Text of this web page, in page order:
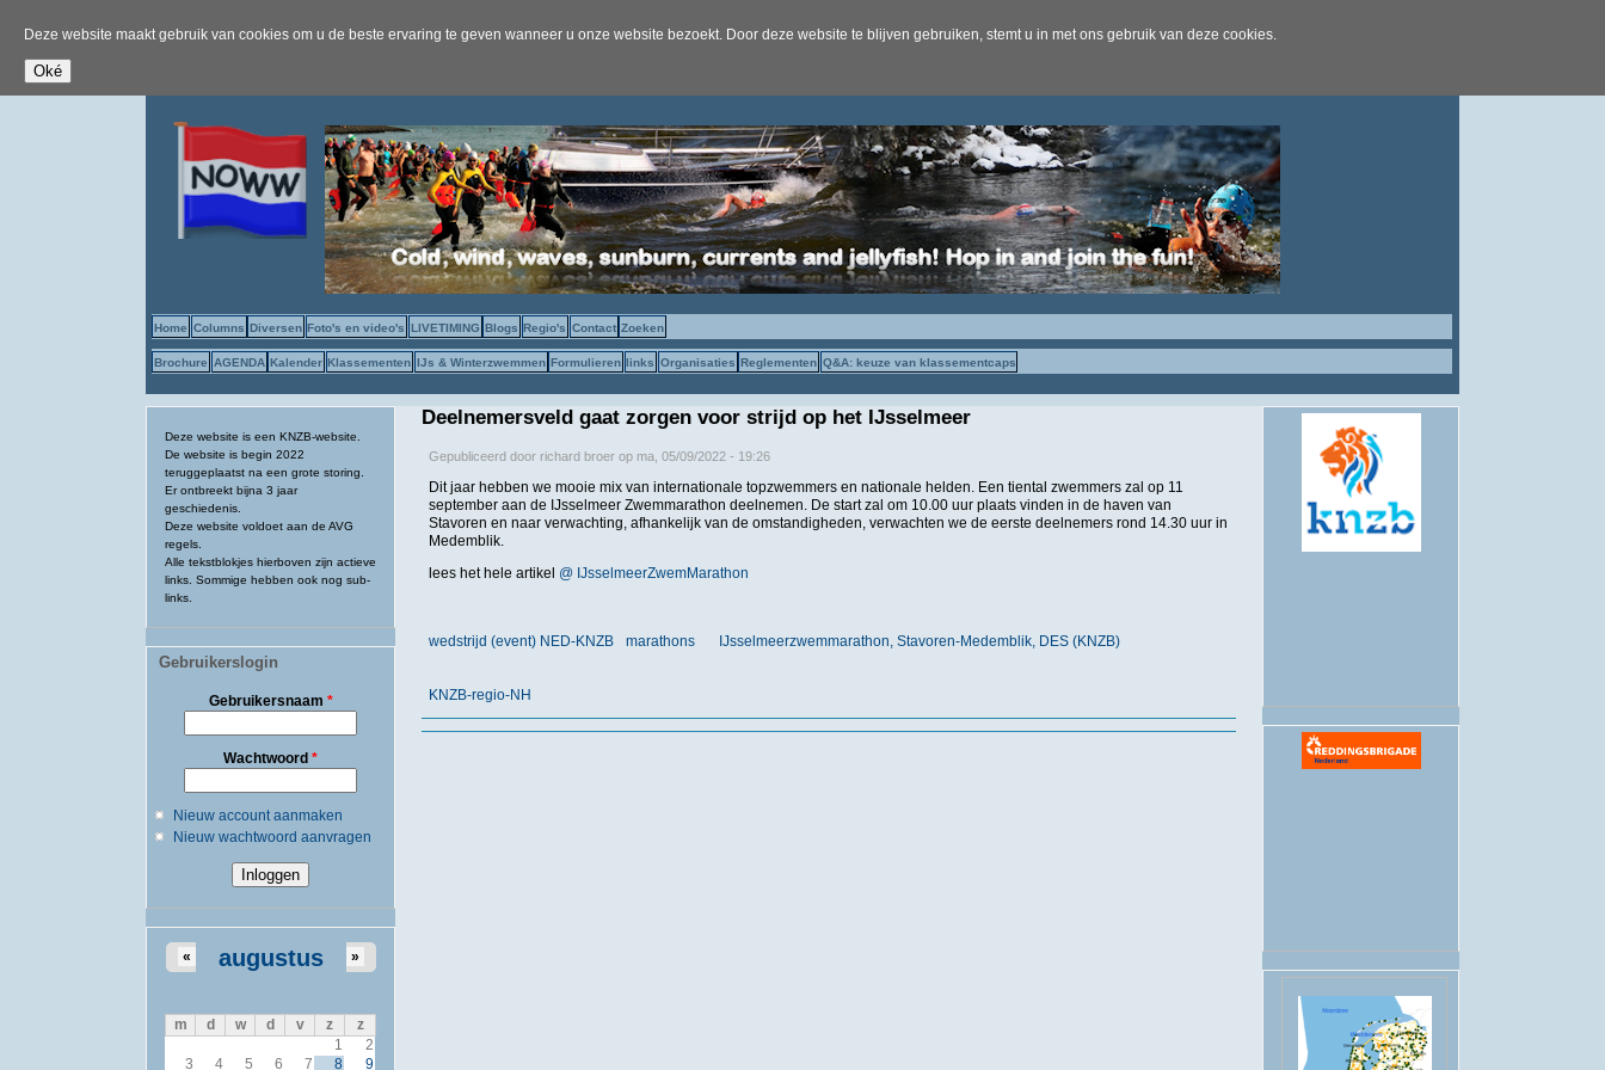
Deze website maakt gebruik van cookies om u de beste ervaring te geven wanneer u onze website bezoekt. Door deze website te blijven gebruiken, stemt u in met ons gebruik van deze cookies.
Home Columns Diversen Foto's en video's LIVETIMING Blogs Regio's Contact Zoeken
Brochure AGENDA Kalender Klassementen IJs & Winterzwemmen Formulieren links Organisaties Reglementen Q&A: keuze van klassementcaps
Deze website is een KNZB-website.
De website is begin 2022
teruggeplaatst na een grote storing.
Er ontbreekt bijna 3 jaar
geschiedenis.
Deze website voldoet aan de AVG
regels.
Alle tekstblokjes hierboven zijn actieve
links. Sommige hebben ook nog sub-
links.
Gebruikerslogin
Gebruikersnaam *
Wachtwoord *
Nieuw account aanmaken
Nieuw wachtwoord aanvragen
augustus
« »
m d w d v z
z
1
2
3
4 5 6 7 8
9
Deelnemersveld gaat zorgen voor strijd op het IJsselmeer
Gepubliceerd door richard broerop ma, 05/09/2022 - 19:26
Dit jaar hebben we mooie mix van internationale topzwemmers en nationale helden. Een tiental zwemmers zal op 11
september aan de IJsselmeer Zwemmarathon deelnemen. De start zal om 10.00 uur plaats vinden in de haven van
Stavoren en naar verwachting, afhankelijk van de omstandigheden, verwachten we de eerste deelnemers rond 14.30 uur in
Medemblik.
lees het hele artikel @ IJsselmeerZwemMarathon
wedstrijd (event) NED-KNZB marathons IJsselmeerzwemmarathon, Stavoren-Medemblik, DES (KNZB)
KNZB-regio-NH